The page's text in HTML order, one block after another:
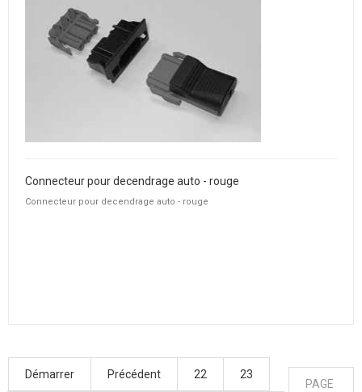
Connecteur pour decendrage auto - rouge
Connecteur pour decendrage auto - rouge
Démarrer Précédent 22 23
PAGE